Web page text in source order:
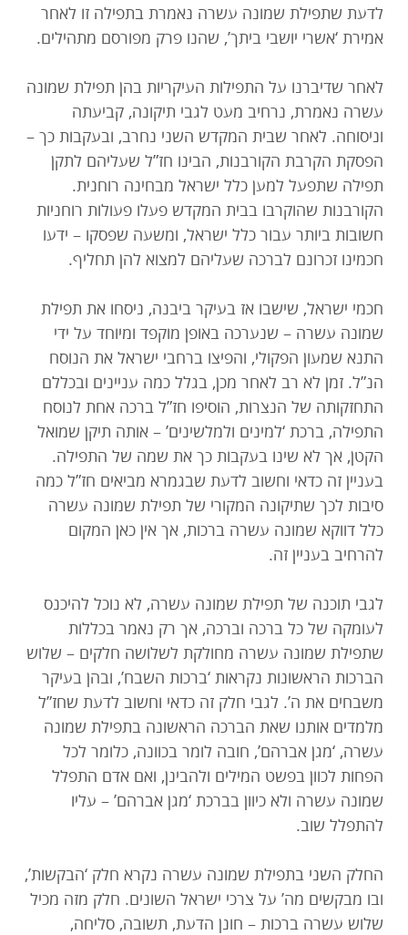
לדעת שתפילת שמונה עשרה נאמרת בתפילה זו לאחר
אמירת ‘אשרי יושבי ביתך’, שהנו פרק מפורסם מתהילים.
לאחר שדיברנו על התפילות העיקריות בהן תפילת שמונה
עשרה נאמרת, נרחיב מעט לגבי תיקונה, קביעתה
וניסוחה. לאחר שבית המקדש השני נחרב, ובעקבות כך –
הפסקת הקרבת הקורבנות, הבינו חז”ל שעליהם לתקן
תפילה שתפעל למען כלל ישראל מבחינה רוחנית.
הקורבנות שהוקרבו בבית המקדש פעלו פעולות רוחניות
חשובות ביותר עבור כלל ישראל, ומשעה שפסקו – ידעו
חכמינו זכרונם לברכה שעליהם למצוא להן תחליף.
חכמי ישראל, שישבו אז בעיקר ביבנה, ניסחו את תפילת
שמונה עשרה – שנערכה באופן מוקפד ומיוחד על ידי
התנא שמעון הפקולי, והפיצו ברחבי ישראל את הנוסח
הנ”ל. זמן לא רב לאחר מכן, בגלל כמה עניינים ובכללם
התחזקותה של הנצרות, הוסיפו חז”ל ברכה אחת לנוסח
התפילה, ברכת ‘למינים ולמלשינים’ – אותה תיקן שמואל
הקטן, אך לא שינו בעקבות כך את שמה של התפילה.
בעניין זה כדאי וחשוב לדעת שבגמרא מביאים חז”ל כמה
סיבות לכך שתיקונה המקורי של תפילת שמונה עשרה
כלל דווקא שמונה עשרה ברכות, אך אין כאן המקום
להרחיב בעניין זה.
לגבי תוכנה של תפילת שמונה עשרה, לא נוכל להיכנס
לעומקה של כל ברכה וברכה, אך רק נאמר בכללות
שתפילת שמונה עשרה מחולקת לשלושה חלקים – שלוש
הברכות הראשונות נקראות ‘ברכות השבח’, ובהן בעיקר
משבחים את ה’. לגבי חלק זה כדאי וחשוב לדעת שחז”ל
מלמדים אותנו שאת הברכה הראשונה בתפילת שמונה
עשרה, ‘מגן אברהם’, חובה לומר בכוונה, כלומר לכל
הפחות לכוון בפשט המילים ולהבינן, ואם אדם התפלל
שמונה עשרה ולא כיוון בברכת ‘מגן אברהם’ – עליו
להתפלל שוב.
החלק השני בתפילת שמונה עשרה נקרא חלק ‘הבקשות’,
ובו מבקשים מה’ על צרכי ישראל השונים. חלק מזה מכיל
שלוש עשרה ברכות – חונן הדעת, תשובה, סליחה,